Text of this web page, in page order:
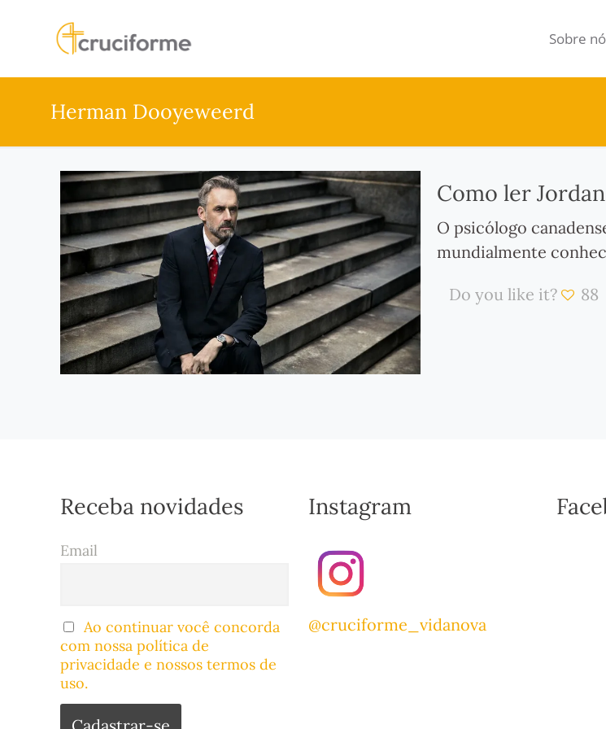
Sobre
Herman Dooyeweerd
Como ler
O psicólogo
mundialmente
Do you like it? 88
Receba novidades
Email
Ao continuar você concorda
com nossa política de
privacidade e nossos termos de
uso.
Instagram
@cruciforme_vidanova